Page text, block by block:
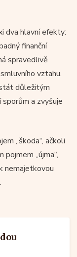
dva hlavní efekty:
finanční
spravedlivě
vztahu.
důležitým
a zvyšuje
„škoda“, ačkoli
pojmem „újma“,
nemajetkovou